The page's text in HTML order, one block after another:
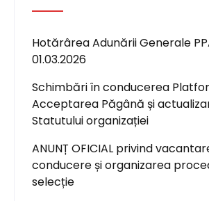
Hotărârea Adunării Generale
01.03.2026
Schimbări în conducerea
Acceptarea Păgână și
Statutului organizației
ANUNȚ OFICIAL privind
conducere și organizarea
selecție